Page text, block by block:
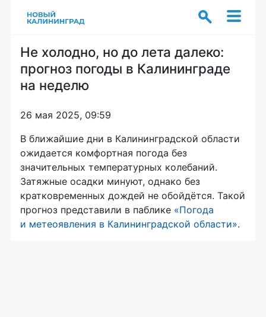
Не холодно, но до лета далеко:
прогноз погоды в Калининграде
на неделю
26 мая 2025, 09:59
В ближайшие дни в Калининградской области
ожидается комфортная погода без
значительных температурных колебаний.
Затяжные осадки минуют, однако без
кратковременных дождей не обойдётся. Такой
прогноз представили в паблике «Погода
и метеоявления в Калининградской области».